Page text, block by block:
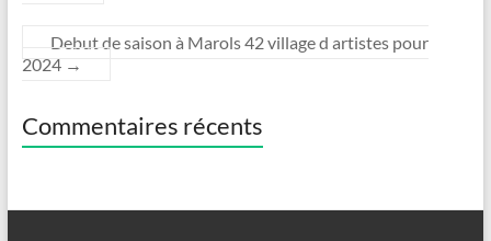
Debut de saison à Marols 42 village d artistes pour
2024 →
Commentaires récents